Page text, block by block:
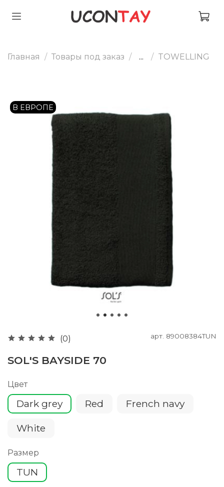
Главная Товары под заказ ... TOWELLING
В ЕВРОПЕ
(0) арт. 89008384TUN
SOL'S BAYSIDE 70
Цвет
Dark grey Red French navy
White
Размер
TUN